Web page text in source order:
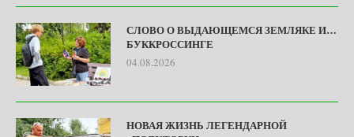
СЛОВО О ВЫДАЮЩЕМСЯ ЗЕМЛЯКЕ И…
БУККРОССИНГЕ
04.08.2026
НОВАЯ ЖИЗНЬ ЛЕГЕНДАРНОЙ